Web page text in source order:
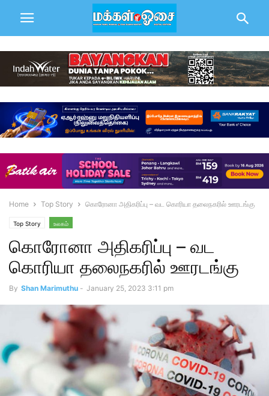
Home Top Story கொரோனா அதிகரிப்பு – வட கொரியா தலைநகரில் ஊரடங்கு
Top Story உலகம்
கொரோனா அதிகரிப்பு – வட
கொரியா தலைநகரில் ஊரடங்கு
By Shan Marimuthu - January 25, 2023 3:11 pm